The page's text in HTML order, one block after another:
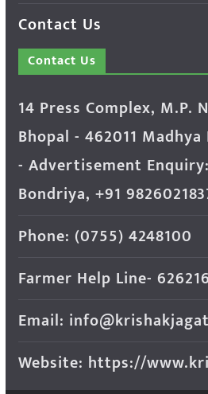
Contact Us
Contact Us
14 Press Complex, M.P.
Bhopal - 462011
- Advertisement
Bondriya, +91
Phone: (0755) 4248100
Farmer Help Line-
Email:
Website: https://